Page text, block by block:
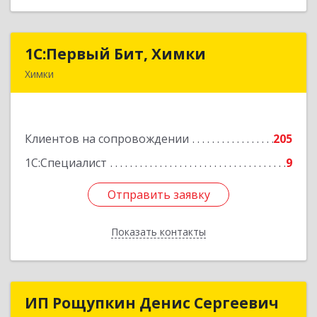
1С:Первый Бит, Химки
Химки
Клиентов на сопровождении
205
1С:Специалист
9
Отправить заявку
Показать контакты
1С:Первый Бит, Химки
Подробнее
Отправить заявку
Назад
ИП Рощупкин Денис Сергеевич
ИП Рощупкин Денис Сергеевич